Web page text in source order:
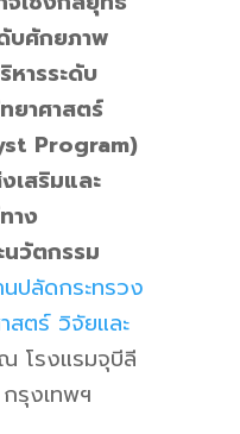
บศักยภาพ
หารระดับ
ยาศาสตร์
Program)
เสริมและ
าง
วัตกรรม
ปลัดกระทรวง
สตร์ วิจัยและ
โรงแรมจุบีลี
รุงเทพฯ